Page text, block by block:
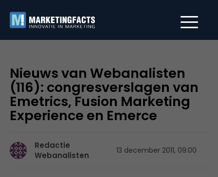
Nieuws van Webanalisten
(116): congresverslagen van
Emetrics, Fusion Marketing
Experience en Emerce
Redactie
Webanalisten
13 december 2011, 09:00